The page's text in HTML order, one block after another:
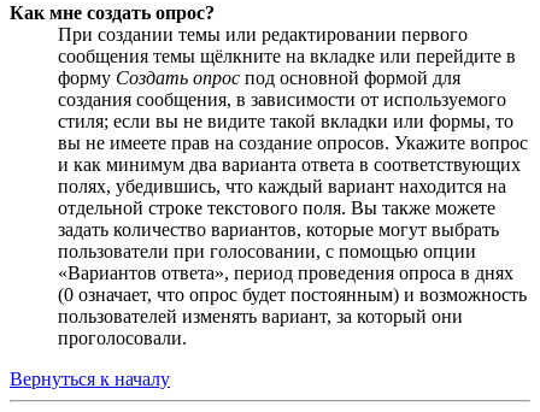
Как мне создать опрос?
При создании темы или редактировании первого
сообщения темы щёлкните на вкладке или перейдите в
форму Создать опрос под основной формой для
создания сообщения, в зависимости от используемого
стиля; если вы не видите такой вкладки или формы, то
вы не имеете прав на создание опросов. Укажите вопрос
и как минимум два варианта ответа в соответствующих
полях, убедившись, что каждый вариант находится на
отдельной строке текстового поля. Вы также можете
задать количество вариантов, которые могут выбрать
пользователи при голосовании, с помощью опции
«Вариантов ответа», период проведения опроса в днях
(0 означает, что опрос будет постоянным) и возможность
пользователей изменять вариант, за который они
проголосовали.
Вернуться к началу